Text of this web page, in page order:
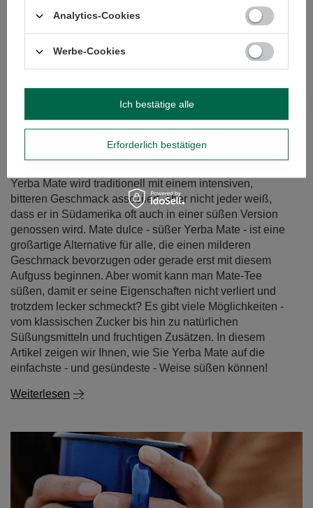
Mate dulce - süßer Mate Tee. Womit und wie wird sie
gesüßt?
Yerba Mate wird traditionell mit einem intensiven,
bitteren Geschmack assoziiert, aber nicht jeder weiß,
dass er in Südamerika oft auch in einer süßen Version
genossen wird. Mate dulce - süßer Yerba Mate - ist eine
großartige Alternative für alle, die einen milderen
Geschmack bevorzugen oder gerade erst mit diesem
Aufguss beginnen. Aber womit kann man Mate-Tee
süßen, damit er seine Eigenschaften nicht verliert und
trotzdem lecker schmeckt? Es gibt viele Möglichkeiten -
vom klassischen Zucker bis hin zu natürlichen
Süßungsmitteln und fruchtigen Zusätzen. In diesem
Artikel zeigen wir Ihnen, wie Sie Yerba Mate auf die
einfachste - und gesündeste - Weise süßen können!
Weiterlesen
Analytics-Cookies
Werbe-Cookies
Erforderlich bestätigen
Ich bestätige alle